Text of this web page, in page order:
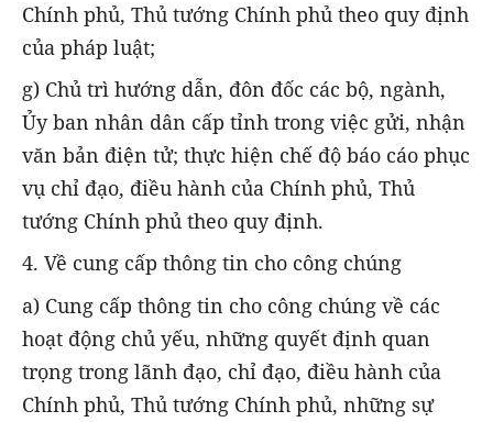
Chính phủ, Thủ tướng Chính phủ theo quy định
của pháp luật;
g) Chủ trì hướng dẫn, đôn đốc các bộ, ngành,
Ủy ban nhân dân cấp tỉnh trong việc gửi, nhận
văn bản điện tử; thực hiện chế độ báo cáo phục
vụ chỉ đạo, điều hành của Chính phủ, Thủ
tướng Chính phủ theo quy định.
4. Về cung cấp thông tin cho công chúng
a) Cung cấp thông tin cho công chúng về các
hoạt động chủ yếu, những quyết định quan
trọng trong lãnh đạo, chỉ đạo, điều hành của
Chính phủ, Thủ tướng Chính phủ, những sự